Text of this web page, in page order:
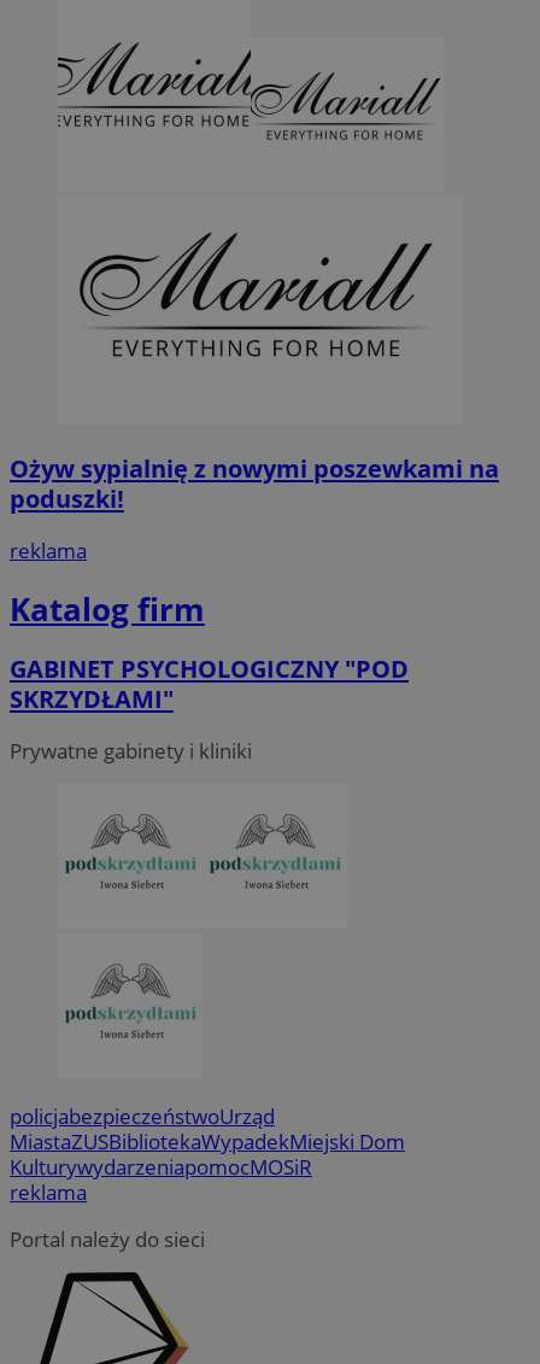
Ożyw sypialnię z nowymi poszewkami na
poduszki!
reklama
Katalog firm
GABINET PSYCHOLOGICZNY "POD
SKRZYDŁAMI"
Prywatne gabinety i kliniki
policjabezpieczeństwoUrząd
MiastaZUSBibliotekaWypadekMiejski Dom
KulturywydarzeniapomocMOSiR
reklama
Portal należy do sieci